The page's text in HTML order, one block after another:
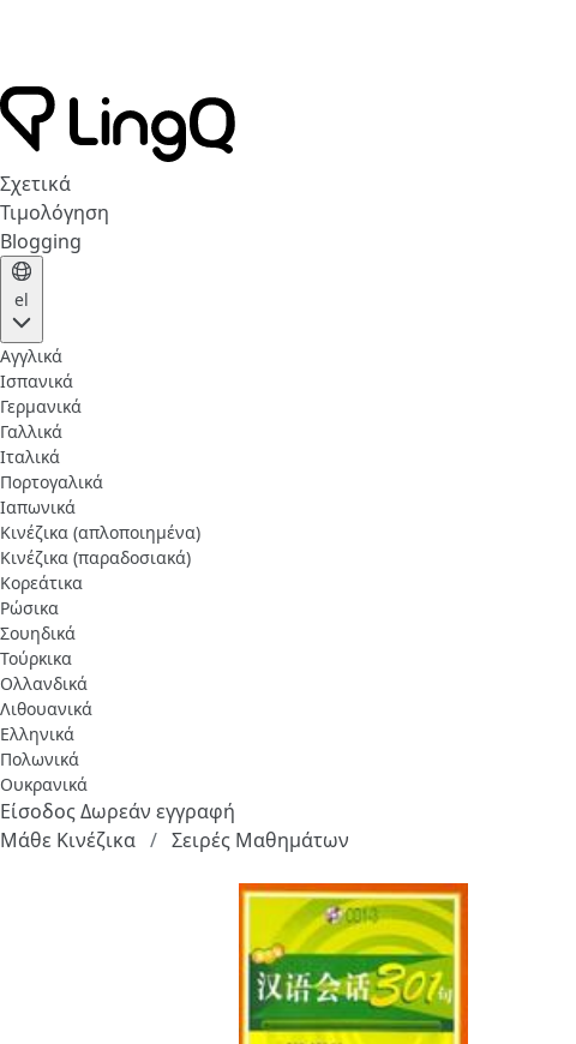
Σχετικά
Τιμολόγηση
Blogging
el
Αγγλικά
Ισπανικά
Γερμανικά
Γαλλικά
Ιταλικά
Πορτογαλικά
Ιαπωνικά
Κινέζικα (απλοποιημένα)
Κινέζικα (παραδοσιακά)
Κορεάτικα
Ρώσικα
Σουηδικά
Τούρκικα
Ολλανδικά
Λιθουανικά
Ελληνικά
Πολωνικά
Ουκρανικά
ΕίσοδοςΔωρεάν εγγραφή
Μάθε Κινέζικα
Σειρές Μαθημάτων